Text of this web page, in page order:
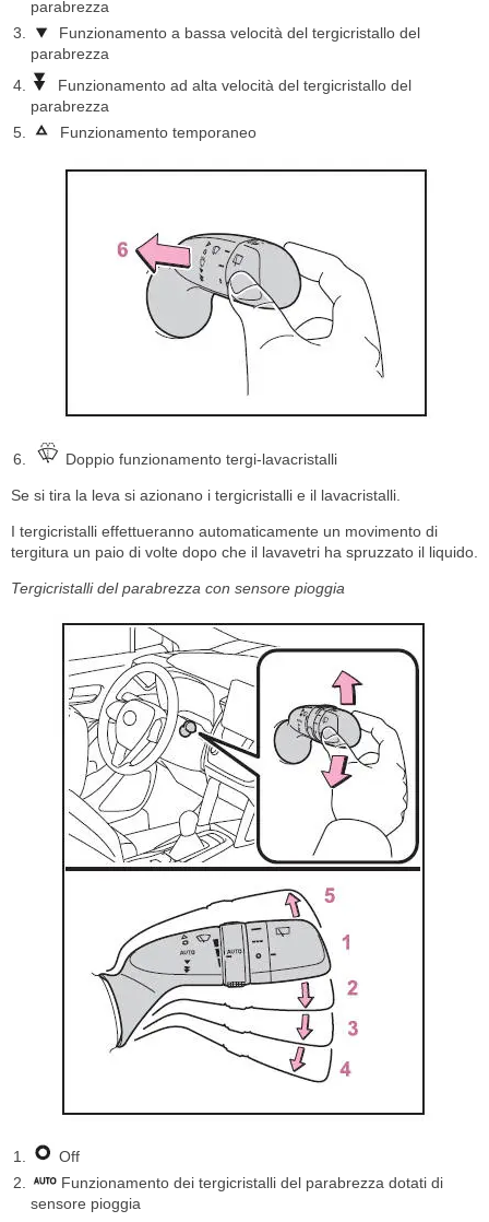
parabrezza
Funzionamento a bassa velocità del tergicristallo del
parabrezza
Funzionamento ad alta velocità del tergicristallo del
parabrezza
Funzionamento temporaneo
Doppio funzionamento tergi-lavacristalli
Se si tira la leva si azionano i tergicristalli e il lavacristalli.
I tergicristalli effettueranno automaticamente un movimento di
tergitura un paio di volte dopo che il lavavetri ha spruzzato il liquido.
Tergicristalli del parabrezza con sensore pioggia
Off
Funzionamento dei tergicristalli del parabrezza dotati di
sensore pioggia